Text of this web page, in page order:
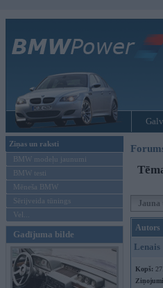
Ziņas un raksti
BMW modeļu jaunumi
BMW testi
Mēneša BMW
Sērijveida tūnings
Vel...
Gadījuma bilde
Jauna
Autors
Lenais
Kopš: